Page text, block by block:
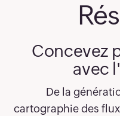
Concevez
avec
De la
cartographie des